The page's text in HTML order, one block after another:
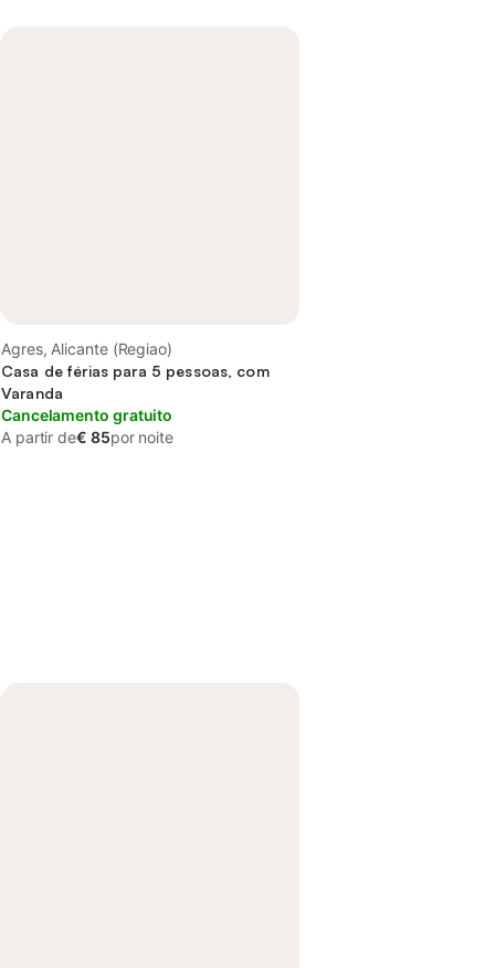
Agres, Alicante (Regiao)
Casa de férias para 5 pessoas, com
Varanda
Cancelamento gratuito
A partir de€ 85por noite